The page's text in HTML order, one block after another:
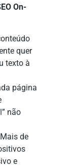
On-
quer
texto à
página
não
Mais de
e